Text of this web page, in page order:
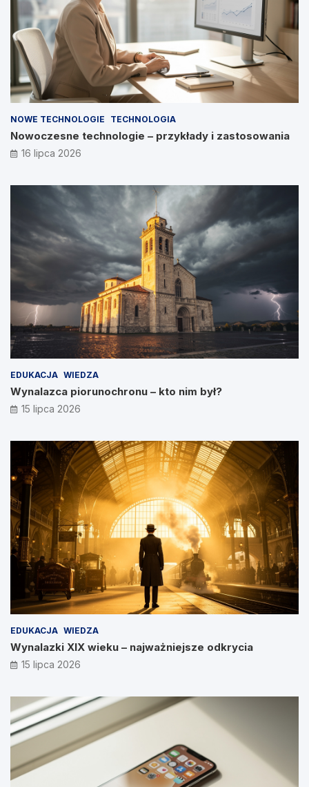
NOWE TECHNOLOGIE TECHNOLOGIA
Nowoczesne technologie – przykłady i zastosowania
16 lipca 2026
EDUKACJA WIEDZA
Wynalazca piorunochronu – kto nim był?
15 lipca 2026
EDUKACJA WIEDZA
Wynalazki XIX wieku – najważniejsze odkrycia
15 lipca 2026